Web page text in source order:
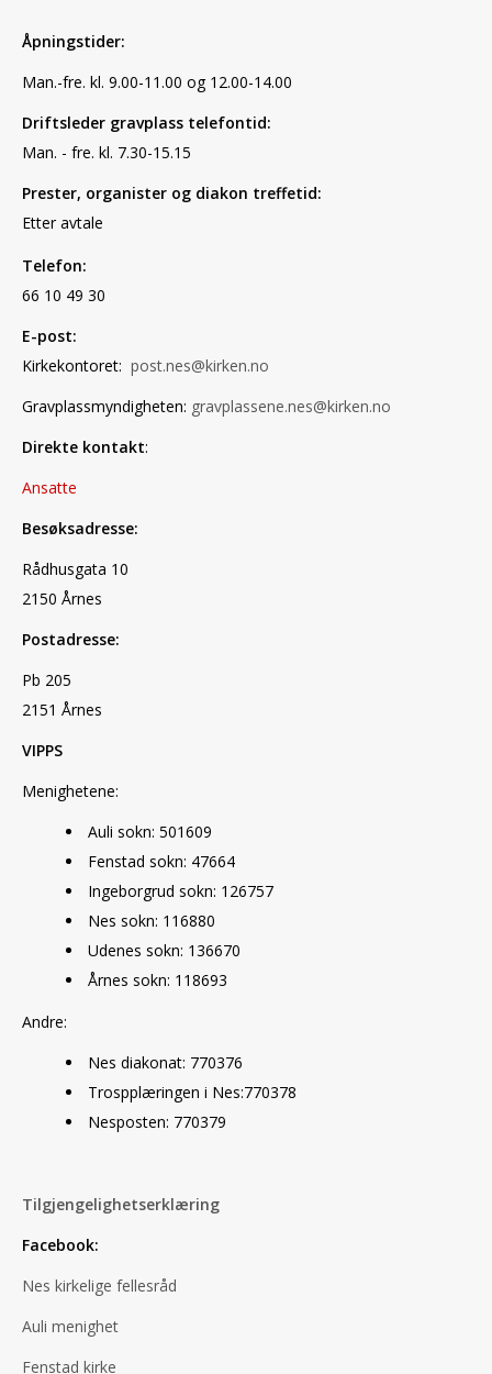
Åpningstider:
Man.-fre. kl. 9.00-11.00 og 12.00-14.00
Driftsleder gravplass telefontid:
Man. - fre. kl. 7.30-15.15
Prester, organister og diakon treffetid:
Etter avtale
Telefon:
66 10 49 30
E-post:
Kirkekontoret: post.nes@kirken.no
Gravplassmyndigheten: gravplassene.nes@kirken.no
Direkte kontakt:
Ansatte
Besøksadresse:
Rådhusgata 10
2150 Årnes
Postadresse:
Pb 205
2151 Årnes
VIPPS
Menighetene:
Auli sokn: 501609
Fenstad sokn: 47664
Ingeborgrud sokn: 126757
Nes sokn: 116880
Udenes sokn: 136670
Årnes sokn: 118693
Andre:
Nes diakonat: 770376
Trospplæringen i Nes:770378
Nesposten: 770379
Tilgjengelighetserklæring
Facebook:
Nes kirkelige fellesråd
Auli menighet
Fenstad kirke